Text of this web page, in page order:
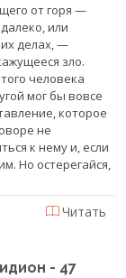
от горя —
или
делах, —
зло.
человека
мог бы вовсе
которое
не
к нему и, если
Но остерегайся,
Читать
- 47